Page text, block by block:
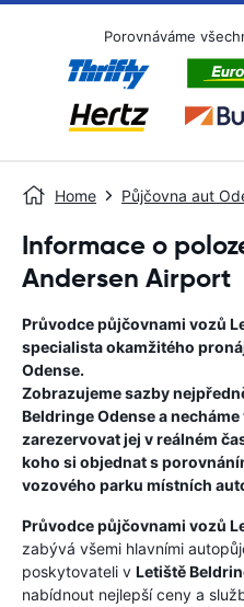
Porovnáváme
Home Půjčovna aut
Informace o
Andersen Airport
Průvodce půjčovnami vozů
specialista okamžitého
Odense.
Zobrazujeme sazby
Beldringe Odensea
zarezervovat jej v reálném
koho si objednat s
vozového parku místních
Průvodce půjčovnami vozů
zabývá všemi hlavními
poskytovateli v Letiště
nabídnout nejlepší ceny a